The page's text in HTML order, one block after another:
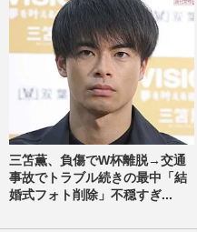
三笘薫、負傷でW杯離脱→交通
事故でトラブル続きの最中「結
婚式フォト削除」不穏すぎ...